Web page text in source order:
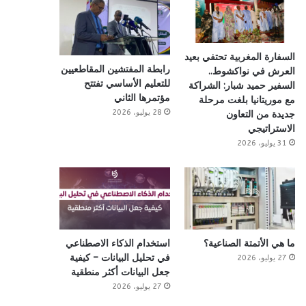
السفارة المغربية تحتفي بعيد
العرش في نواكشوط..
السفير حميد شبار: الشراكة
مع موريتانيا بلغت مرحلة
جديدة من التعاون
الاستراتيجي
31 يوليو، 2026
رابطة المفتشين المقاطعيين
للتعليم الأساسي تفتتح
مؤتمرها الثاني
28 يوليو، 2026
ما هي الأتمتة الصناعية؟
27 يوليو، 2026
استخدام الذكاء الاصطناعي
في تحليل البيانات – كيفية
جعل البيانات أكثر منطقية
27 يوليو، 2026